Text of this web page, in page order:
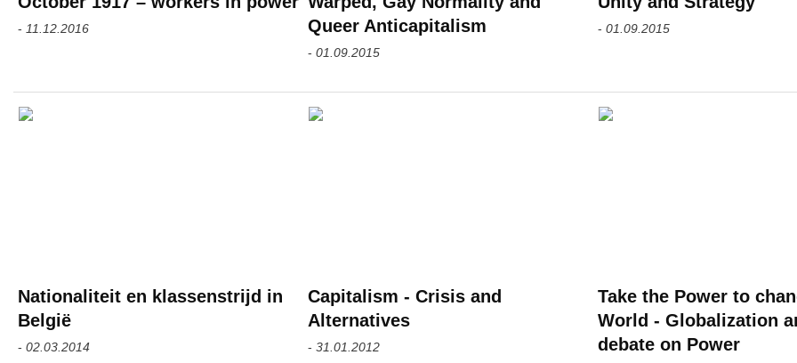
- 11.12.2016
Queer Anticapitalism
- 01.09.2015
- 01.09.2015
Nationaliteit en klassenstrijd in
België
- 02.03.2014
Capitalism - Crisis and
Alternatives
- 31.01.2012
Take the Power to
World - Globalization
debate on Power